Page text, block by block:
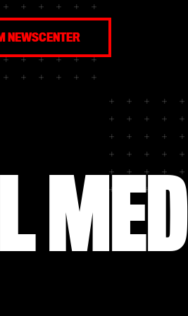
Kreuz gesprochen hat...
NEWSCENTER